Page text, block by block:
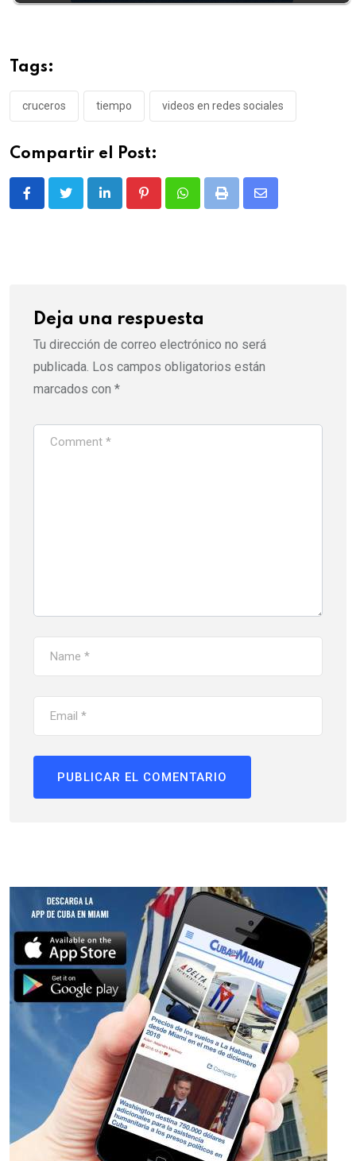
Tags:
cruceros tiempo videos en redes sociales
Compartir el Post:
LinkedIn PinterestWhatsappPrint
Share
Deja una respuesta
Tu dirección de correo electrónico no será
publicada. Los campos obligatorios están
marcados con *